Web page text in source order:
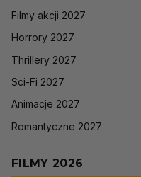
Filmy akcji 2027
Horrory 2027
Thrillery 2027
Sci-Fi 2027
Animacje 2027
Romantyczne 2027
FILMY 2026